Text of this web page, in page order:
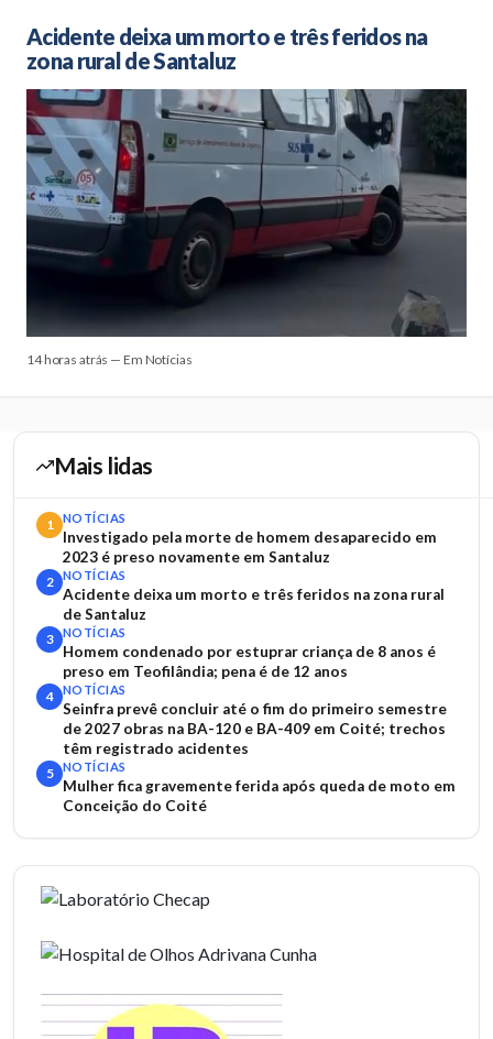
Acidente deixa um morto e três feridos na
zona rural de Santaluz
14 horas atrás — Em Notícias
Mais lidas
1 NOTÍCIAS
Investigado pela morte de homem desaparecido em
2023 é preso novamente em Santaluz
2 NOTÍCIAS
Acidente deixa um morto e três feridos na zona rural
de Santaluz
3 NOTÍCIAS
Homem condenado por estuprar criança de 8 anos é
preso em Teofilândia; pena é de 12 anos
4 NOTÍCIAS
Seinfra prevê concluir até o fim do primeiro semestre
de 2027 obras na BA-120 e BA-409 em Coité; trechos
têm registrado acidentes
5 NOTÍCIAS
Mulher fica gravemente ferida após queda de moto em
Conceição do Coité